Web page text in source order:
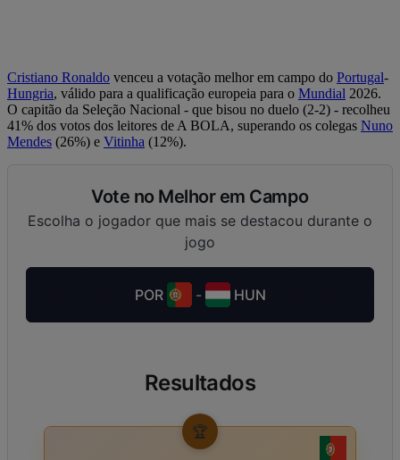
Cristiano Ronaldo venceu a votação melhor em campo do Portugal-
Hungria, válido para a qualificação europeia para o Mundial 2026.
O capitão da Seleção Nacional - que bisou no duelo (2-2) - recolheu
41% dos votos dos leitores de A BOLA, superando os colegas Nuno
Mendes (26%) e Vitinha (12%).
Vote no Melhor em Campo
Escolha o jogador que mais se destacou durante o
jogo
POR - HUN
Resultados
🏆